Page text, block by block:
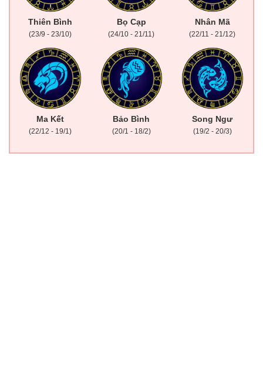
Thiên Bình
(23/9 - 23/10)
Bọ Cạp
(24/10 - 21/11)
Nhân Mã
(22/11 - 21/12)
Ma Kết
(22/12 - 19/1)
Bảo Bình
(20/1 - 18/2)
Song Ngư
(19/2 - 20/3)